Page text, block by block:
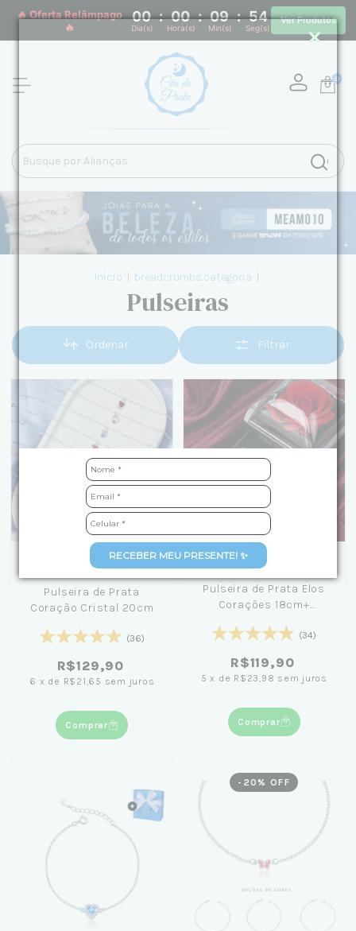
RECEBER MEU PRESENTE! ✨
🔥 Oferta Relâmpago
🔥
00 : 00 : 09 : 53
Dia(s) Hora(s) Min(s) Seg(s)
Ver Produtos
0
Início breadcrumbs.categoria
Pulseiras
Ordenar Filtrar
+6
Pulseira de Prata
Coração Cristal 20cm
(36)
R$129,90
6 x de R$21,65 sem juros
Comprar
Pulseira de Prata Elos
Corações 18cm+
(34)
R$119,90
5 x de R$23,98 sem juros
Comprar
- 20 % OFF